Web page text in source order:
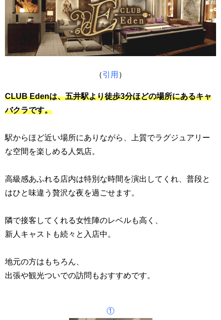
（引用 ）
CLUB Edenは、五井駅より徒歩3分ほどの場所にあるキャ
バクラです。
駅からほど近い場所にありながら、上質でラグジュアリー
な空間を楽しめる人気店。
高級感あふれる店内は特別な時間を演出してくれ、普段と
はひと味違う贅沢な夜を過ごせます。
隣で接客してくれる女性陣のレベルも高く、
新人キャストも続々と入店中。
地元の方はもちろん、
出張や観光ついでの訪問もおすすめです。
①